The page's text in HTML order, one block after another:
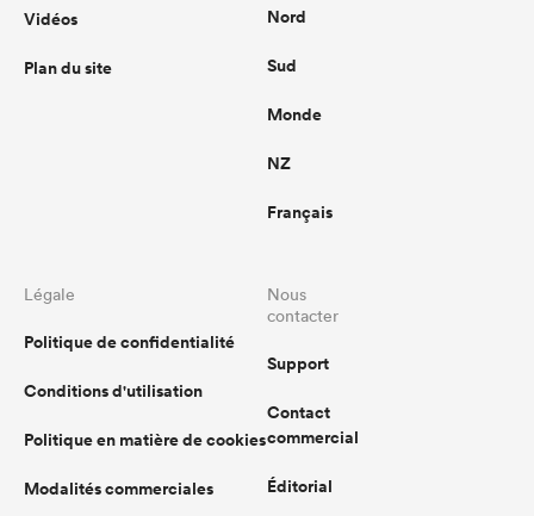
Vidéos
Plan du site
Nord
Sud
Monde
NZ
Français
Légale
Politique de confidentialité
Conditions d'utilisation
Politique en matière de cookies
Modalités commerciales
Nous
contacter
Support
Contact
commercial
Éditorial